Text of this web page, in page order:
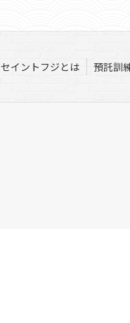
セイントフジとは 預託訓